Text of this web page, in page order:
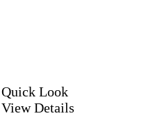
Quick Look
View Details